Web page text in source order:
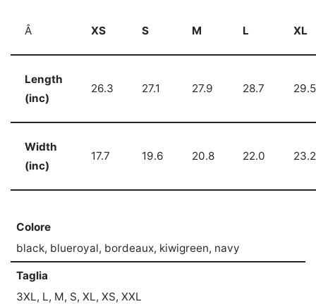
Â XS S M L XL
Length
(inc)
26.3 27.1 27.9 28.7 29.5
Width
(inc)
17.7 19.6 20.8 22.0 23.2
Colore
black, blueroyal, bordeaux, kiwigreen, navy
Taglia
3XL, L, M, S, XL, XS, XXL